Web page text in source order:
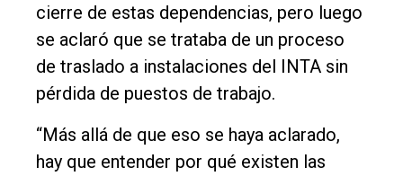
cierre de estas dependencias, pero luego
se aclaró que se trataba de un proceso
de traslado a instalaciones del INTA sin
pérdida de puestos de trabajo.
“Más allá de que eso se haya aclarado,
hay que entender por qué existen las